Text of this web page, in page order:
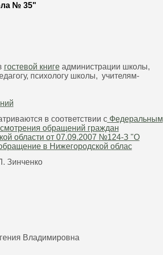
№ 35"
гостевой книгеадминистрации школы,
психологу школы, учителям-
в соответствии сФедеральным
обращений граждан
области от 07.09.2007 №124-З "О
в Нижегородской облас
Зинченко
Владимировна